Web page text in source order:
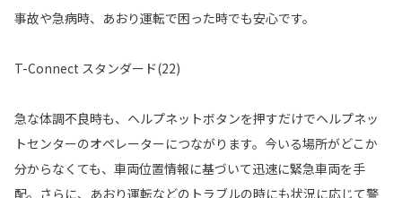
事故や急病時、あおり運転で困った時でも安心です。
T-Connect スタンダード(22)
急な体調不良時も、ヘルプネットボタンを押すだけでヘルプネッ
トセンターのオペレーターにつながります。今いる場所がどこか
分からなくても、車両位置情報に基づいて迅速に緊急車両を手
配。さらに、あおり運転などのトラブルの時にも状況に応じて警